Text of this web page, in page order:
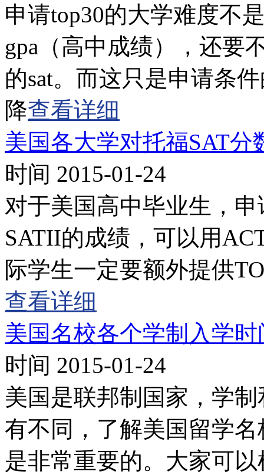
申请top30的大学难度不
gpa（高中成绩），还要
的sat。而这只是申请条
降查看详细
美国各大学对托福SAT分
时间 2015-01-24
对于美国高中毕业生，
SATII的成绩，可以用
际学生一定要额外提供
查看详细
美国名校各个学制入学时
时间 2015-01-24
美国是联邦制国家，学
有不同，了解美国留学
是非常重要的。大家可